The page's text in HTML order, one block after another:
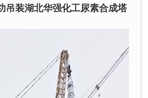
吊装湖北华强化工尿素合成塔